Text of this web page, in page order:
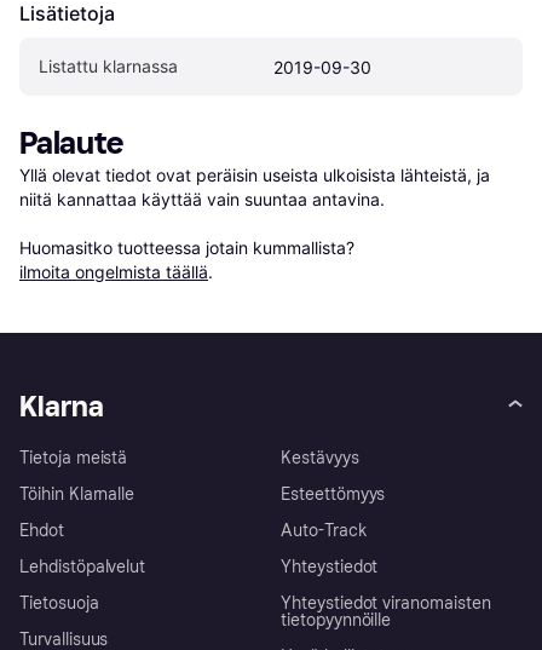
Lisätietoja
Listattu klarnassa 2019-09-30
Palaute
Yllä olevat tiedot ovat peräisin useista ulkoisista lähteistä, ja
niitä kannattaa käyttää vain suuntaa antavina.
Huomasitko tuotteessa jotain kummallista?
ilmoita ongelmista täällä.
Klarna
Tietoja meistä
Töihin Klarnalle
Ehdot
Lehdistöpalvelut
Tietosuoja
Turvallisuus
Kestävyys
Esteettömyys
Auto-Track
Yhteystiedot
Yhteystiedot viranomaisten
tietopyynnöille